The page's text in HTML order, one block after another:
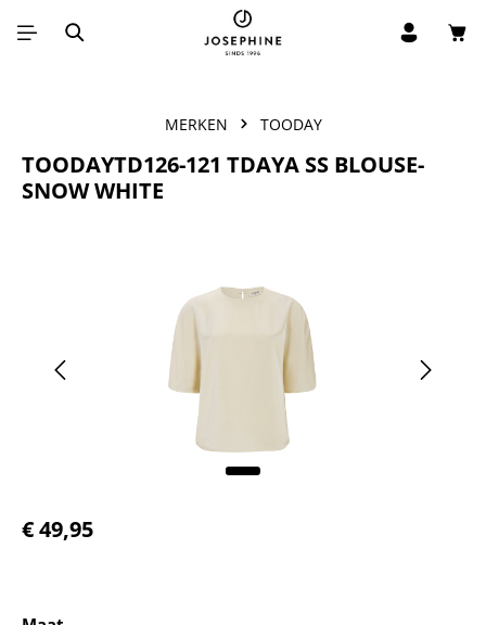
Ga naar de hoofdinhoud
MERKEN TOODAY
TOODAYTD126-121 TDAYA SS BLOUSE-
SNOW WHITE
Normale prijs:
€ 49,95